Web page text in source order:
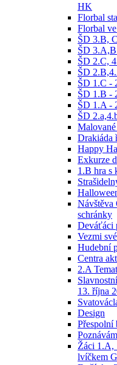
HK
Florbal
Florbal
ŠD 3.B,
ŠD
ŠD 2.C,
ŠD
ŠD 1.C -
ŠD 1.B -
ŠD 1.A -
ŠD
Drakiáda
Happy
Exkurze
1.B hra s
Návštěva
schránky
Deváťáci
Vezmi
Hudební
Centra
2.A
13. října
Design
Přespolní
Žáci 1.A,
lvíčkem